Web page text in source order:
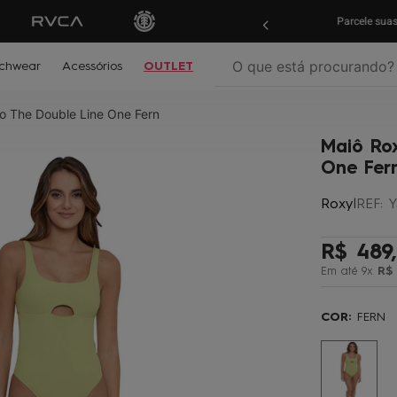
em até 10x sem juros! Aproveite! Parcele
Acessórios OUTLET
The Double Line One Fern
Maiô
One
Roxy| REF:
R$ 489,
Em até 9x R$
COR: FERN
termos mais buscados
biquíni
mochila
moletom
º
jaqueta
maio
boardshort